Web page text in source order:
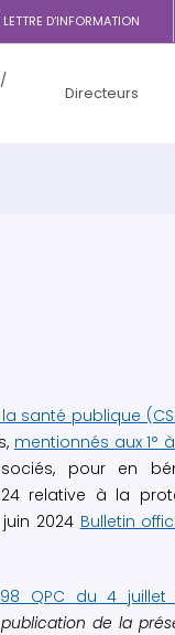
Directeurs
LETTRE D‘INFORMATION
santé publique
mentionnés aux 1° à
pour en
relative à la
2024 Bulletin
QPC du 4
de la